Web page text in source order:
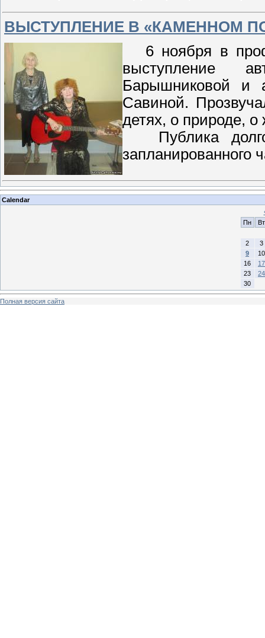
ВЫСТУПЛЕНИЕ В «КАМЕННОМ
6 ноября в
выступление
Барышниковой и
Савиной.
детях, о природе, о
Публика долго
запланированного
Calendar
Пн
Вт
2
3
9
10
16
17
23
24
30
Полная версия сайта